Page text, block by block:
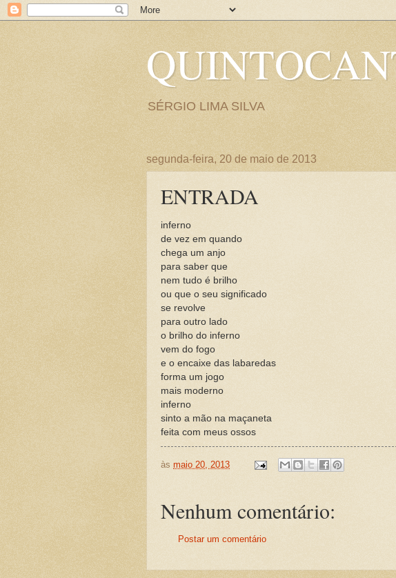
SÉRGIO LIMA SILVA
segunda-feira, 20 de maio de 2013
ENTRADA
inferno
de vez em quando
chega um anjo
para saber que
nem tudo é brilho
ou que o seu significado
se revolve
para outro lado
o brilho do inferno
vem do fogo
e o encaixe das labaredas
forma um jogo
mais moderno
inferno
sinto a mão na maçaneta
feita com meus ossos
às maio 20, 2013
Nenhum comentário:
Postar um comentário